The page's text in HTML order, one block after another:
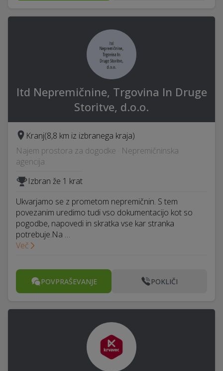
Itd Nepremičnine, Trgovina In Druge
Storitve, d.o.o.
Kranj(8,8 km iz izbranega kraja)
Najem prostora za dogodke · Nepremičninska
agencija
Izbran že 1 krat
Ukvarjamo se z prometom nepremičnin. S tem
povezanim uredimo tudi vso dokumentacijo kot so
pogodbe, napovedi in skratka vse kar stranka
potrebuje.Na …
Več
POVPRAŠEVANJE POKLIČI